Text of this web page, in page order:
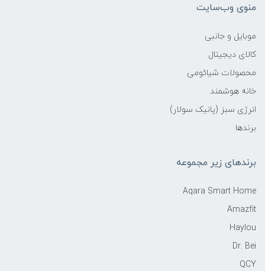
منوی وب‌سایت
موبایل و جانبی
کالای دیجیتال
محصولات شیائومی
خانه هوشمند
انرژی سبز (پانیک سولار)
برندها
برندهای زیر مجموعه
Aqara Smart Home
Amazfit
Haylou
Dr. Bei
QCY